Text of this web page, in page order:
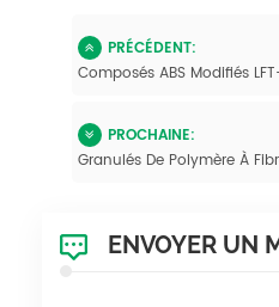
PRÉCÉDENT:
PROCHAINE:
ENVOYER UN